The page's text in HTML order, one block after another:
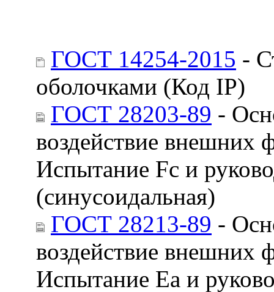
ГОСТ 14254-2015 -
оболочками (Код IP)
ГОСТ 28203-89 -
воздействие внешних
Испытание Fс и
(синусоидальная)
ГОСТ 28213-89 -
воздействие внешних
Испытание Еа и